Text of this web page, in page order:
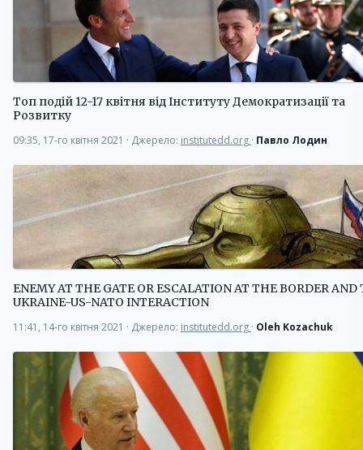
Топ подій 12-17 квітня від Інституту Демократизації та
Розвитку
09:35, 17-го квітня 2021 · Джерело: institutedd.org · Павло Лодин
ENEMY AT THE GATE OR ESCALATION AT THE BORDER AND
UKRAINE-US-NATO INTERACTION
11:41, 14-го квітня 2021 · Джерело: institutedd.org · Oleh Kozachuk